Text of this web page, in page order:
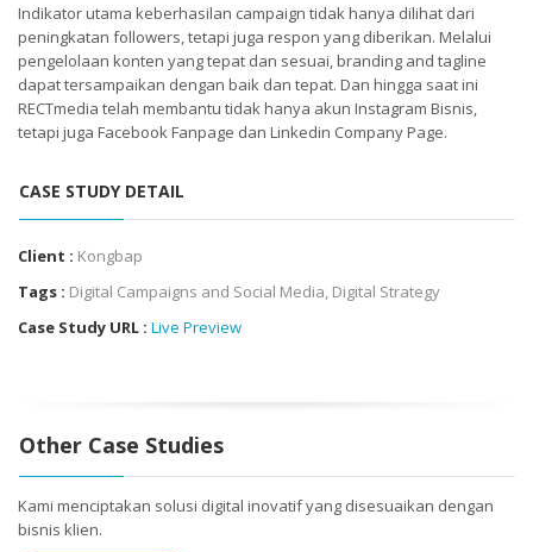
Indikator utama keberhasilan campaign tidak hanya dilihat dari
peningkatan followers, tetapi juga respon yang diberikan. Melalui
pengelolaan konten yang tepat dan sesuai, branding and tagline
dapat tersampaikan dengan baik dan tepat. Dan hingga saat ini
RECTmedia telah membantu tidak hanya akun Instagram Bisnis,
tetapi juga Facebook Fanpage dan Linkedin Company Page.
CASE STUDY DETAIL
Client : Kongbap
Tags : Digital Campaigns and Social Media Digital Strategy
Case Study URL : Live Preview
Other Case Studies
Kami menciptakan solusi digital inovatif yang disesuaikan dengan
bisnis klien.